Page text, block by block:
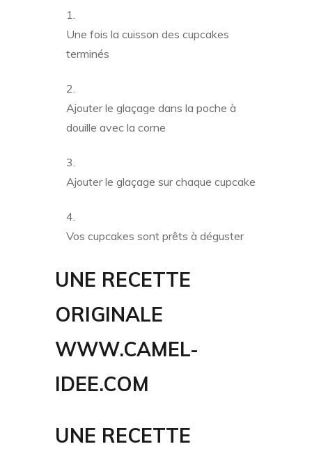
Une fois la cuisson des cupcakes
terminés
Ajouter le glaçage dans la poche à
douille avec la corne
Ajouter le glaçage sur chaque cupcake
Vos cupcakes sont prêts à déguster
UNE RECETTE
ORIGINALE
WWW.CAMEL-
IDEE.COM
UNE RECETTE